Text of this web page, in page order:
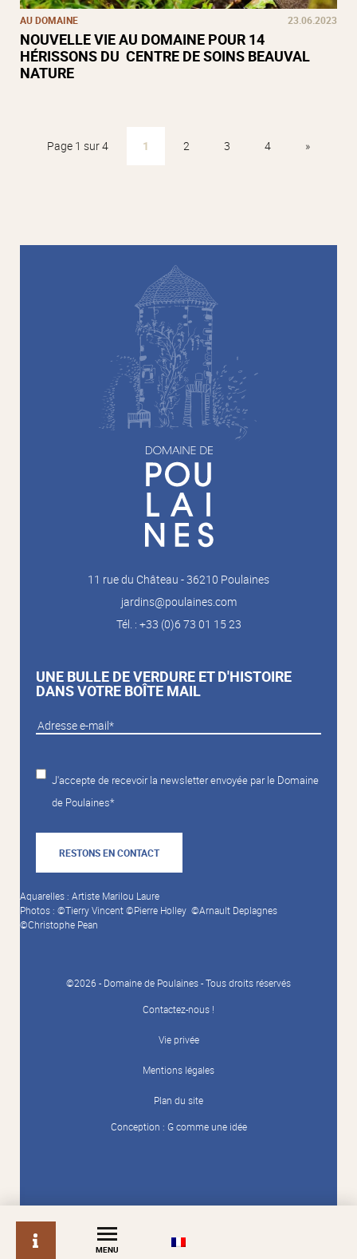
info
MENU
AU DOMAINE 23.06.2023
NOUVELLE VIE AU DOMAINE POUR 14
HÉRISSONS DU CENTRE DE SOINS BEAUVAL
NATURE
Page 1 sur 4 1 2 3 4 »
11 rue du Château - 36210 Poulaines
jardins@poulaines.com
Tél. : +33 (0)6 73 01 15 23
UNE BULLE DE VERDURE ET D'HISTOIRE
DANS VOTRE BOÎTE MAIL
J'accepte de recevoir la newsletter envoyée par le Domaine
de Poulaines*
RESTONS EN CONTACT
Aquarelles : Artiste Marilou Laure
Photos : ©Tierry Vincent ©Pierre Holley ©Arnault Deplagnes
©Christophe Pean
©2026 - Domaine de Poulaines - Tous droits réservés
Contactez-nous !
Vie privée
Mentions légales
Plan du site
Conception : G comme une idée